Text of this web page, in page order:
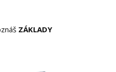
ZÁKLADY